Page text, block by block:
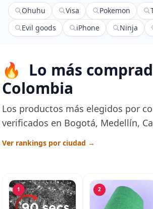
Ohuhu Visa Pokemon
Evil goods
iPhone Ninja
Lo más
Colombia
Los productos más elegidos por
verificados en Bogotá, Medellín,
Ver rankings por ciudad →
1 2